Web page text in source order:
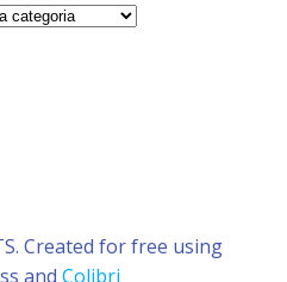
Created for free using
and Colibri